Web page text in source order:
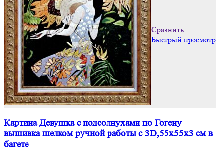
Сравнить
Быстрый просмотр
Картина Девушка с подсолнухами по Гогену
вышивка шелком ручной работы с 3D,55х55х3 см в
багете